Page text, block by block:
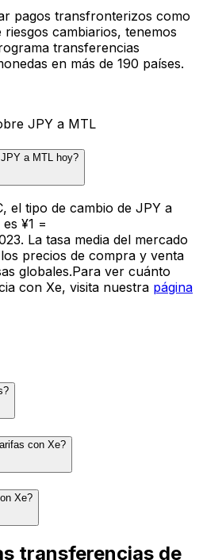
pagos transfronterizos como
cambiarios, tenemos
transferencias
en más de 190 países.
JPY a MTL
a MTL hoy?
el tipo de cambio de JPY a
¥1 =
La tasa media del mercado
precios de compra y venta
globales.Para ver cuánto
con Xe, visita nuestra página
con Xe?
Xe?
transferencias de